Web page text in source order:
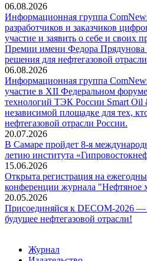
06.08.2026
Информационная группа
разработчиков и заказчиков
участие и заявить о себе и своих
Премии имени Федора
решения для нефтегазовой
06.08.2026
Информационная группа
участие в XII Федеральном
технологий ТЭК России Smart Oil
независимой площадке для тех,
нефтегазовой отрасли России.
20.07.2026
В Самаре пройдет 8-я
летию института
15.06.2026
Открыта регистрация на
конференции журнала "Нефтяное
20.05.2026
Присоединяйся к DECOM-2026 —
будущее нефтегазовой отрасли!
Журнал